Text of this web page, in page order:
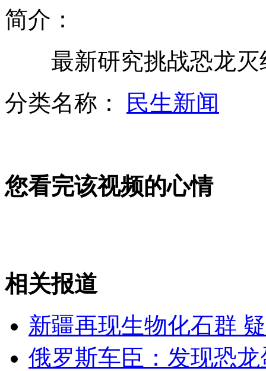
美领空对无人机开放民众怕暴露隐私
男子用冥币网上炫富骗女网友
山西运城恶犬咬伤多人 警民合力深夜将其击毙
简介：
最新研究挑战恐龙灭
分类名称：
民生新闻
您看完该视频的心情
相关报道
新疆再现生物化石群
俄罗斯车臣：发现恐